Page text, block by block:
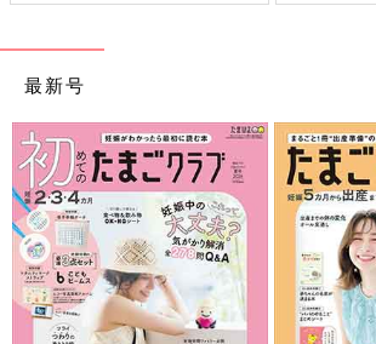
最新号